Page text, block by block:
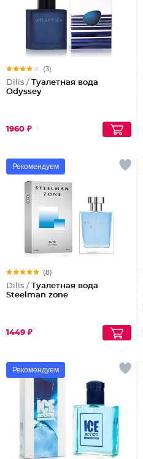
(3)
Dilis / Туалетная вода
Odyssey
1960 ₽
Рекомендуем
(8)
Dilis / Туалетная вода
Steelman zone
1449 ₽
Рекомендуем